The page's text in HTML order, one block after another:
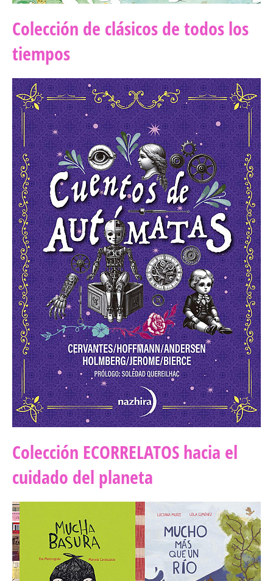
Colección de clásicos de todos los
tiempos
Colección ECORRELATOS hacia el
cuidado del planeta